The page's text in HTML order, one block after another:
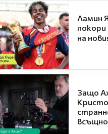
Ламин
на
Защо